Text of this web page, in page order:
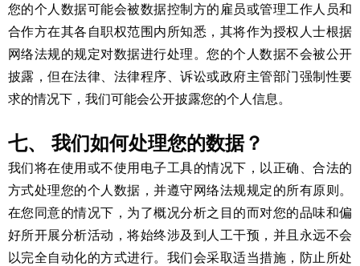
您的个人数据可能会被数据控制方的雇员或管理工作人员和
合作方在其各自职权范围内所知悉，其将作为授权人士根据
网络法规的规定对数据进行处理。您的个人数据不会被公开
披露，但在法律、法律程序、诉讼或政府主管部门强制性要
求的情况下，我们可能会公开披露您的个人信息。
七、 我们如何处理您的数据？
我们将在使用或不使用电子工具的情况下，以正确、合法的
方式处理您的个人数据，并遵守网络法规规定的所有原则。
在您同意的情况下，为了概况分析之目的而对您的品味和偏
好所开展分析活动，将始终涉及到人工干预，并且永远不会
以完全自动化的方式进行。我们会采取适当措施，防止所处